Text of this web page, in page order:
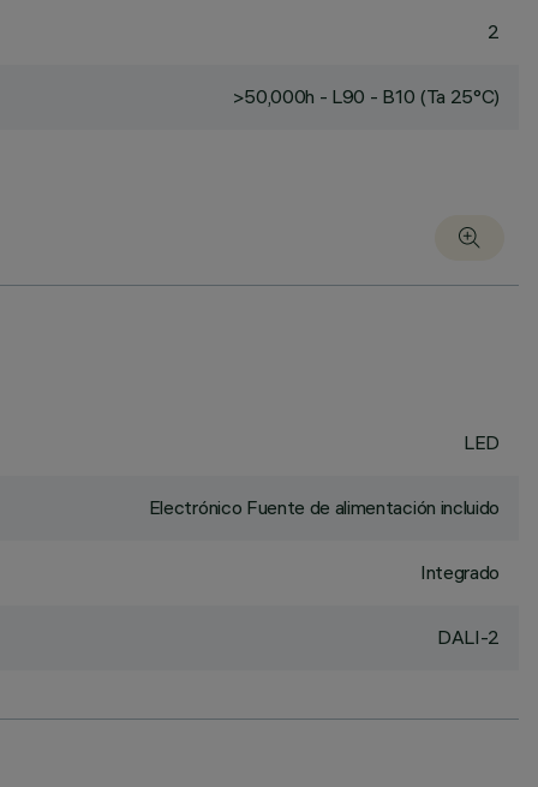
2
>50,000h - L90 - B10 (Ta 25°C)
LED
Electrónico Fuente de alimentación incluido
Integrado
DALI-2